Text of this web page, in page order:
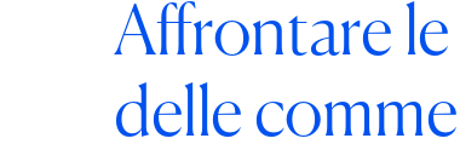
Affrontare
delle